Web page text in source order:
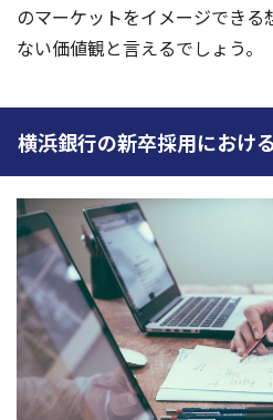
のマーケットをイメージでき
ない価値観と言えるでしょう。
横浜銀行の新卒採用におけ